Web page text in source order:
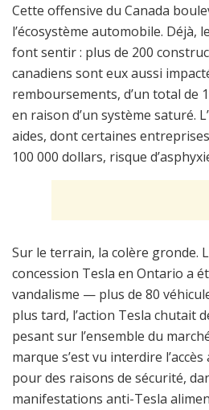
Cette offensive du Canada
l’écosystème automobile. Déjà,
font sentir : plus de 200
canadiens sont eux aussi
remboursements, d’un total de
en raison d’un système saturé.
aides, dont certaines
100 000 dollars, risque
Sur le terrain, la colère gronde.
concession Tesla en Ontario a
vandalisme — plus de 80
plus tard, l’action Tesla chutait
pesant sur l’ensemble du
marque s’est vu interdire
pour des raisons de sécurité,
manifestations anti-Tesla